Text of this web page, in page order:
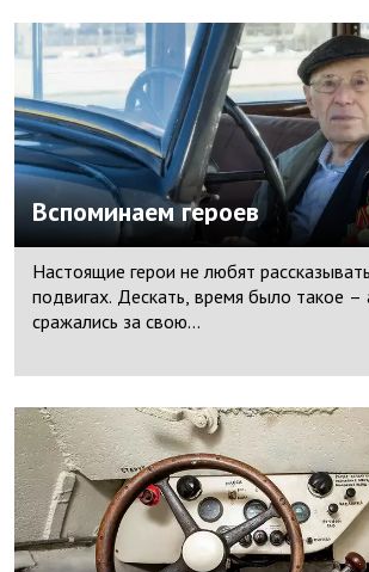
Вспоминаем героев
Настоящие герои не любят
подвигах. Дескать, время было такое
сражались за свою...